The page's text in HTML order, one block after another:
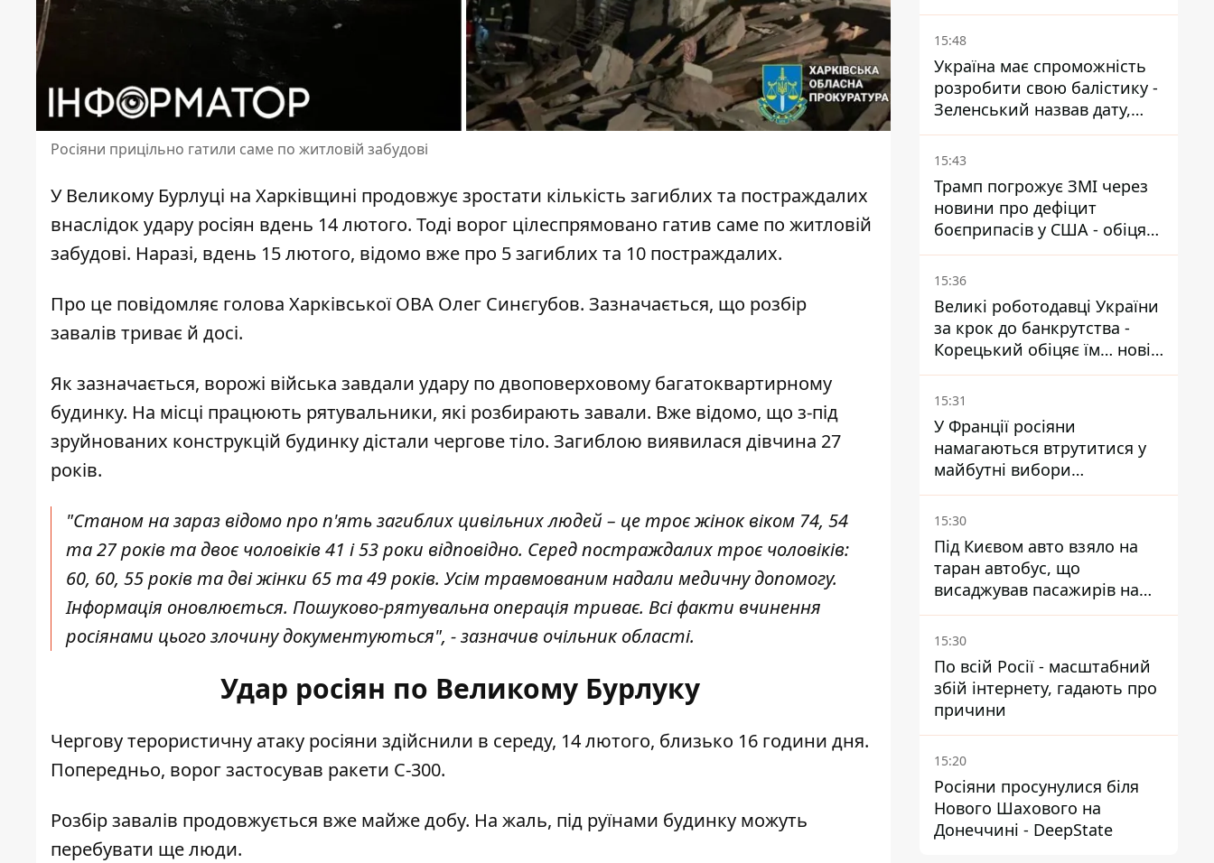
Росіяни прицільно гатили саме по житловій забудові
У Великому Бурлуці на Харківщині продовжує зростати кількість загиблих та постраждалих
внаслідок удару росіян вдень 14 лютого. Тоді ворог цілеспрямовано гатив саме по житловій
забудові. Наразі, вдень 15 лютого, відомо вже про 5 загиблих та 10 постраждалих.
Про це повідомляє голова Харківської ОВА Олег Синєгубов. Зазначається, що розбір
завалів триває й досі.
Як зазначається, ворожі війська завдали удару по двоповерховому багатоквартирному
будинку. На місці працюють рятувальники, які розбирають завали. Вже відомо, що з-під
зруйнованих конструкцій будинку дістали чергове тіло. Загиблою виявилася дівчина 27
років.
"Станом на зараз відомо про п'ять загиблих цивільних людей – це троє жінок віком 74, 54
та 27 років та двоє чоловіків 41 і 53 роки відповідно. Серед постраждалих троє чоловіків:
60, 60, 55 років та дві жінки 65 та 49 років. Усім травмованим надали медичну допомогу.
Інформація оновлюється. Пошуково-рятувальна операція триває. Всі факти вчинення
росіянами цього злочину документуються", - зазначив очільник області.
Удар росіян по Великому Бурлуку
Черговутерористичну атаку росіяни здійснили в середу, 14 лютого, близько 16 години дня.
Попередньо, ворог застосував ракети С-300.
Розбір завалів продовжується вже майже добу. На жаль, під руїнами будинку можуть
перебувати ще люди.
посла у США
15:48
Україна має спроможність
розробити свою балістику -
Зеленський назвав дату,
коли вона з'явиться
15:43
Трамп погрожує ЗМІ через
новини про дефіцит
боєприпасів у США - обіцяє
знайти і ув’язнити всіх
15:36
Великі роботодавці України
за крок до банкрутства -
Корецький обіцяє їм… нові
склади
15:31
У Франції росіяни
намагаються втрутитися у
майбутні вибори
президента завдяки ботам
15:30
Під Києвом авто взяло на
таран автобус, що
висаджував пасажирів на
зупинці - пасажирка в
лікарні
15:30
По всій Росії - масштабний
збій інтернету, гадають про
причини
15:20
Росіяни просунулися біля
Нового Шахового на
Донеччині - DeepState